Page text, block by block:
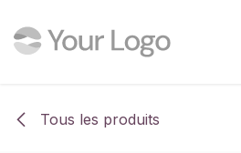
Tous les produits